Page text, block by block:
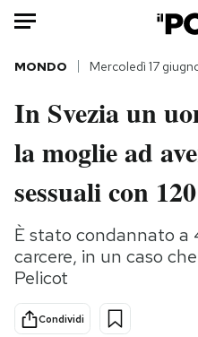
HOME
Italia
Politica
Tecnologia
Internet
Scienza
Cultura
Economia
MONDO Mercoledì 17
In Svezia un
la moglie ad
sessuali con
È stato condannato a
carcere, in un caso
Pelicot
Condividi